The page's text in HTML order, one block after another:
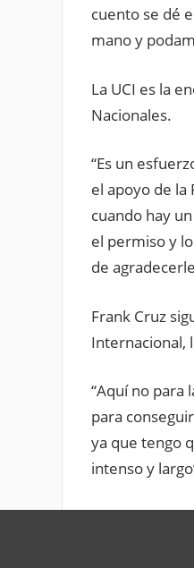
cuento se dé
mano y
La UCI es la
Nacionales.
“Es un
el apoyo de la
cuando hay
el permiso y
de
Frank Cruz
Internacional,
“Aquí no para
para
ya que tengo
intenso y